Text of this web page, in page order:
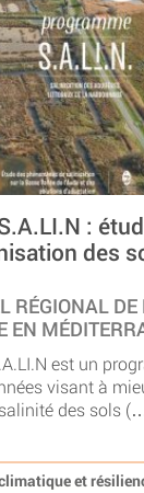
:
des
RÉGIONAL DE
EN
est un
visant à
des sols
et